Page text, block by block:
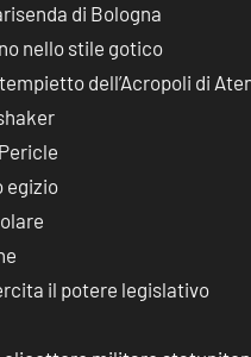
di Bologna
nello stile gotico
dell’Acropoli di
egizio
il potere legislativo